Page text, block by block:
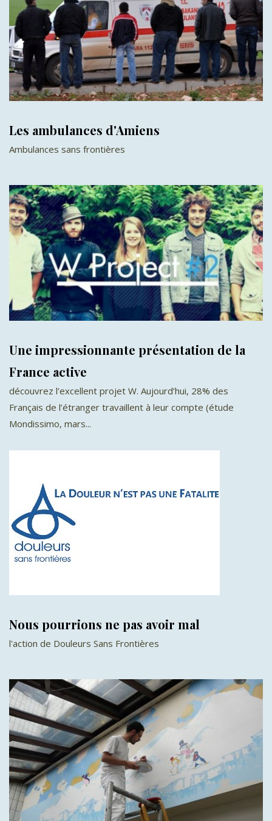
Les ambulances d'Amiens
Ambulances sans frontières
Une impressionnante présentation de la
France active
découvrez l’excellent projet W. Aujourd’hui, 28% des
Français de l’étranger travaillent à leur compte (étude
Mondissimo, mars...
Nous pourrions ne pas avoir mal
l'action de Douleurs Sans Frontières